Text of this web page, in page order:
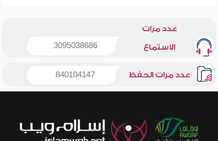
عدد مرات
الاستماع 3095038686
عدد مرات الحفظ 840104147